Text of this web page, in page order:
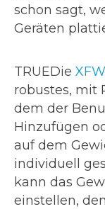
schon sagt,
Geräten
TRUEDie
robustes, mit
dem der
Hinzufügen
auf dem
individuell
kann das
einstellen,